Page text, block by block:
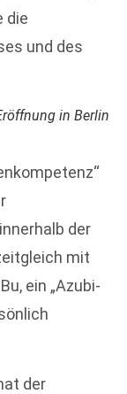
die
und des
in Berlin
der
mit
ein „Azubi-
der